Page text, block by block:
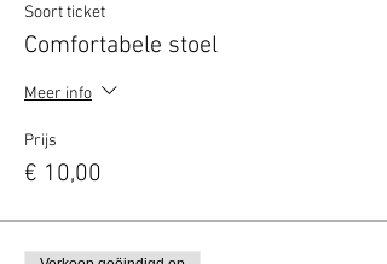
Soort ticket
Comfortabele stoel
Meer info
Prijs
€ 10,00